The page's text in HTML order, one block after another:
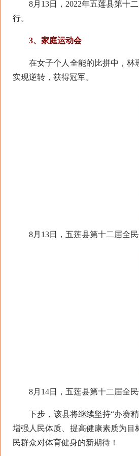
8月13日，2022年五莲县第十二
行。
3、家庭运动会
在女子个人全能的比拼中，林珊
实现逆转，获得冠军。
8月13日，五莲县第十二届全民
8月14日，五莲县第十二届全民
下步，该县将继续坚持“办赛精
增强人民体质、提高健康素质为
民群众对体育健身的新期待！